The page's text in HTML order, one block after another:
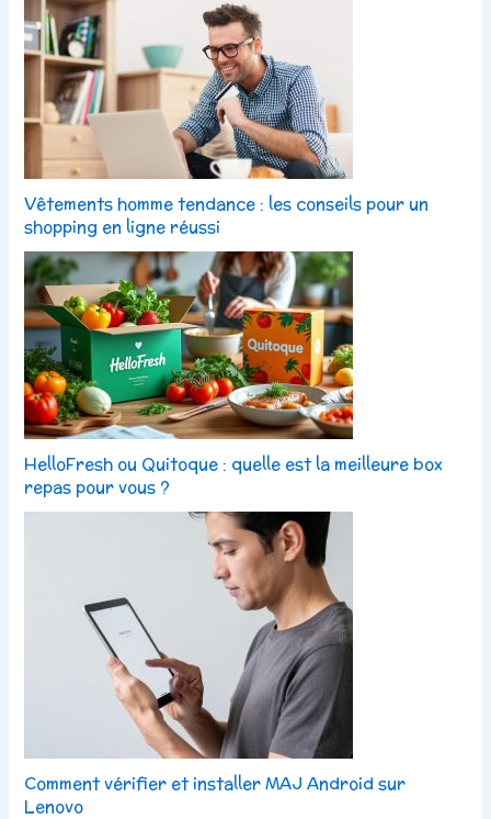
Vêtements homme tendance : les conseils pour un
shopping en ligne réussi
HelloFresh ou Quitoque : quelle est la meilleure box
repas pour vous ?
Comment vérifier et installer MAJ Android sur
Lenovo